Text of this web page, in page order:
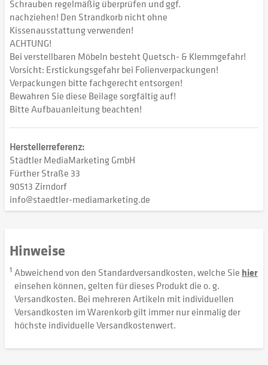
Schrauben regelmäßig überprüfen und ggf.
nachziehen! Den Strandkorb nicht ohne
Kissenausstattung verwenden!
ACHTUNG!
Bei verstellbaren Möbeln besteht Quetsch- & Klemmgefahr!
Vorsicht: Erstickungsgefahr bei Folienverpackungen!
Verpackungen bitte fachgerecht entsorgen!
Bewahren Sie diese Beilage sorgfältig auf!
Bitte Aufbauanleitung beachten!
Herstellerreferenz:
Städtler MediaMarketing GmbH
Fürther Straße 33
90513 Zirndorf
info@staedtler-mediamarketing.de
Hinweise
1 Abweichend von den Standardversandkosten, welche Sie hier
einsehen können, gelten für dieses Produkt die o. g.
Versandkosten. Bei mehreren Artikeln mit individuellen
Versandkosten im Warenkorb gilt immer nur einmalig der
höchste individuelle Versandkostenwert.